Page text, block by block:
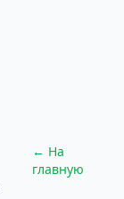
← На
главную